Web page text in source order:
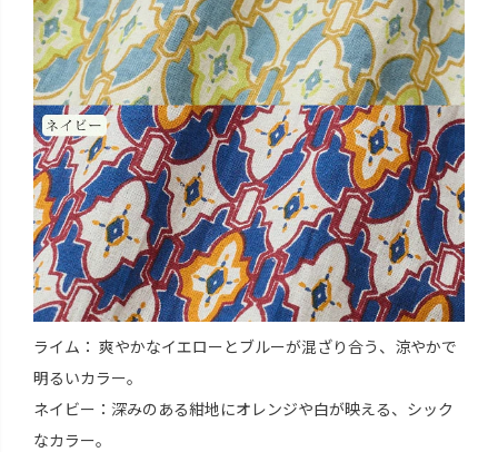
ライム： 爽やかなイエローとブルーが混ざり合う、涼やかで
明るいカラー。
ネイビー：深みのある紺地にオレンジや白が映える、シック
なカラー。